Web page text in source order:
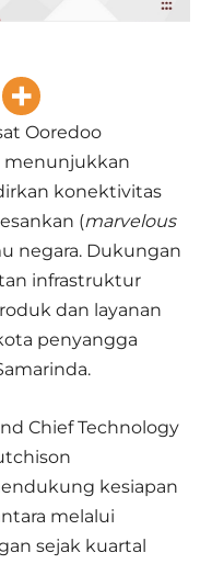
Ooredoo
menunjukkan
konektivitas
(marvelous
negara. Dukungan
infrastruktur
dan layanan
penyangga
Chief Technology
kesiapan
melalui
sejak kuartal